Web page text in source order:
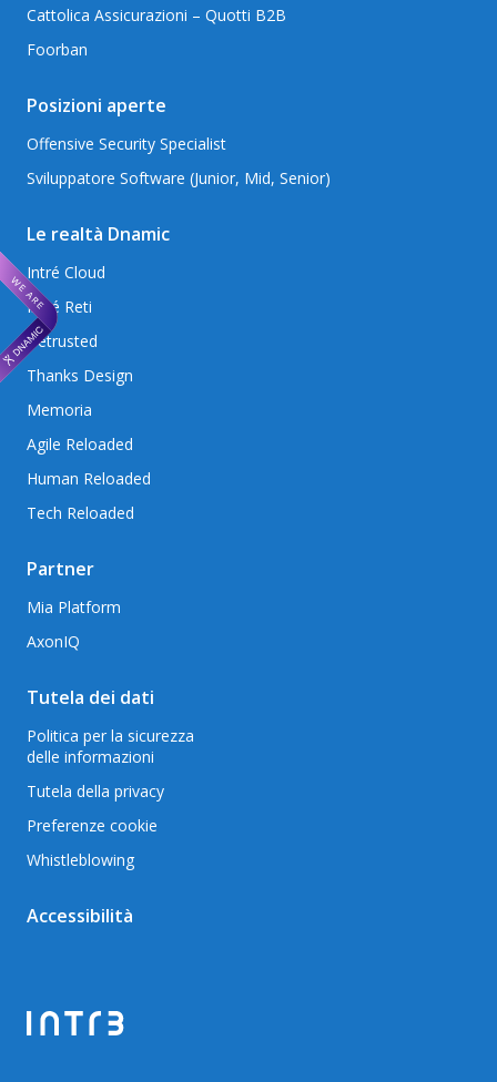
Cattolica Assicurazioni – Quotti B2B
Foorban
Posizioni aperte
Offensive Security Specialist
Sviluppatore Software (Junior, Mid, Senior)
Le realtà Dnamic
Intré Cloud
Intré Reti
Betrusted
Thanks Design
Memoria
Agile Reloaded
Human Reloaded
Tech Reloaded
Partner
Mia Platform
AxonIQ
Tutela dei dati
Politica per la sicurezza
delle informazioni
Tutela della privacy
Preferenze cookie
Whistleblowing
Accessibilità